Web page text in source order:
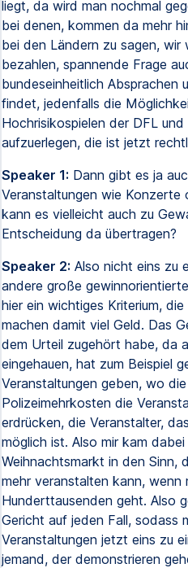
liegt, da wird man nochmal
bei denen, kommen da mehr
bei den Ländern zu sagen,
bezahlen, spannende Frage
bundeseinheitlich Absprachen
findet, jedenfalls die
Hochrisikospielen der DFL
aufzuerlegen, die ist jetzt
Speaker 1: Dann gibt es ja
Veranstaltungen wie Konzerte
kann es vielleicht auch zu
Entscheidung da übertragen?
Speaker 2: Also nicht eins zu
andere große
hier ein wichtiges Kriterium,
machen damit viel Geld. Das
dem Urteil zugehört habe, da
eingehauen, hat zum Beispiel
Veranstaltungen geben, wo
Polizeimehrkosten die
erdrücken, die Veranstalter,
möglich ist. Also mir kam
Weihnachtsmarkt in den Sinn,
mehr veranstalten kann,
Hunderttausenden geht. Also
Gericht auf jeden Fall, sodass
Veranstaltungen jetzt eins zu
jemand, der demonstrieren